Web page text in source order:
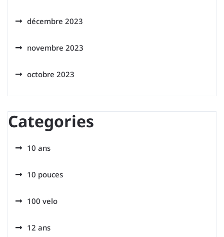
décembre 2023
novembre 2023
octobre 2023
Categories
10 ans
10 pouces
100 velo
12 ans